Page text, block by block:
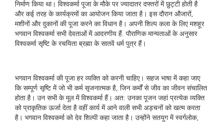
निर्माण किया था। विश्‍वकर्मा पूजा के मौके पर ज्‍यादातर दफ्तरों में छुट्टी होती है
और कई तरह के कार्यक्रमों का आयोजन किया जाता है। इस दौरान औजारों,
मशीनों और दुकानों की पूजा करने का विधान है। अपनी शिल्‍प कला के लिए मशहूर
भगवान विश्‍वकर्मा सभी देवताओं में आदरणीय हैं. पौराणिक मान्‍यताओं के अनुसार
विश्‍वकर्मा सृष्टि के रचयिता ब्रह्मा के सातवें धर्म पुत्र हैं।
भगवान विश्वकर्मा की पूजा हर व्यक्ति को करनी चाहिए। सहज भाषा में कहा जाए
कि सम्पूर्ण सृष्टि में जो भी कर्म सृजनात्मक है, जिन कर्मों से जीव का जीवन संचालित
होता है। उन सभी के मूल में विश्वकर्मा हैं। अत: उनका पूजन जहां प्रत्येक व्यक्ति
को प्राकृतिक ऊर्जा देता है वहीं कार्य में आने वाली सभी अड़चनों को खत्म करता
है। भगवान विश्वकर्मा को देव शिल्पी कहा जाता है। उन्होंने सतयुग में स्वर्गलोक,